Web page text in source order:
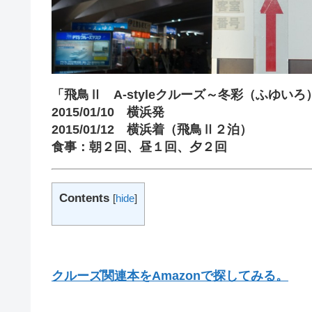
「飛鳥Ⅱ A-styleクルーズ～冬彩（ふゆいろ
2015/01/10 横浜発
2015/01/12 横浜着（飛鳥Ⅱ２泊）
食事：朝２回、昼１回、夕２回
Contents [hide]
クルーズ関連本をAmazonで探してみる。